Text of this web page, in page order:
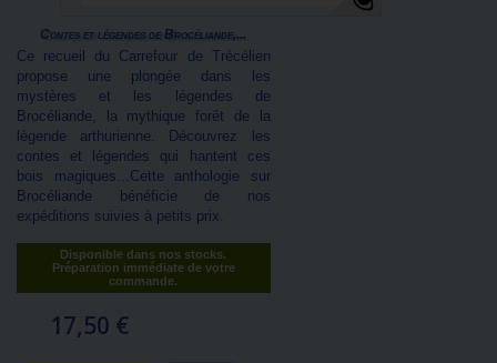
Contes et légendes de Brocéliande,...
Ce recueil du Carrefour de Trécélien
propose une plongée dans les
mystères et les légendes de
Brocéliande, la mythique forêt de la
légende arthurienne. Découvrez les
contes et légendes qui hantent ces
bois magiques...Cette anthologie sur
Brocéliande bénéficie de nos
expéditions suivies à petits prix.
Disponible dans nos stocks.
Préparation immédiate de votre
commande.
17,50 €